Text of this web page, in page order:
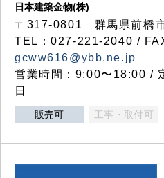
日本建築金物(株)
〒317‐0801 群馬県前橋
TEL：027-221-2040 /
gcww616@ybb.ne.jp
営業時間：9:00〜18:00 /
日
販売可 工事・取付可